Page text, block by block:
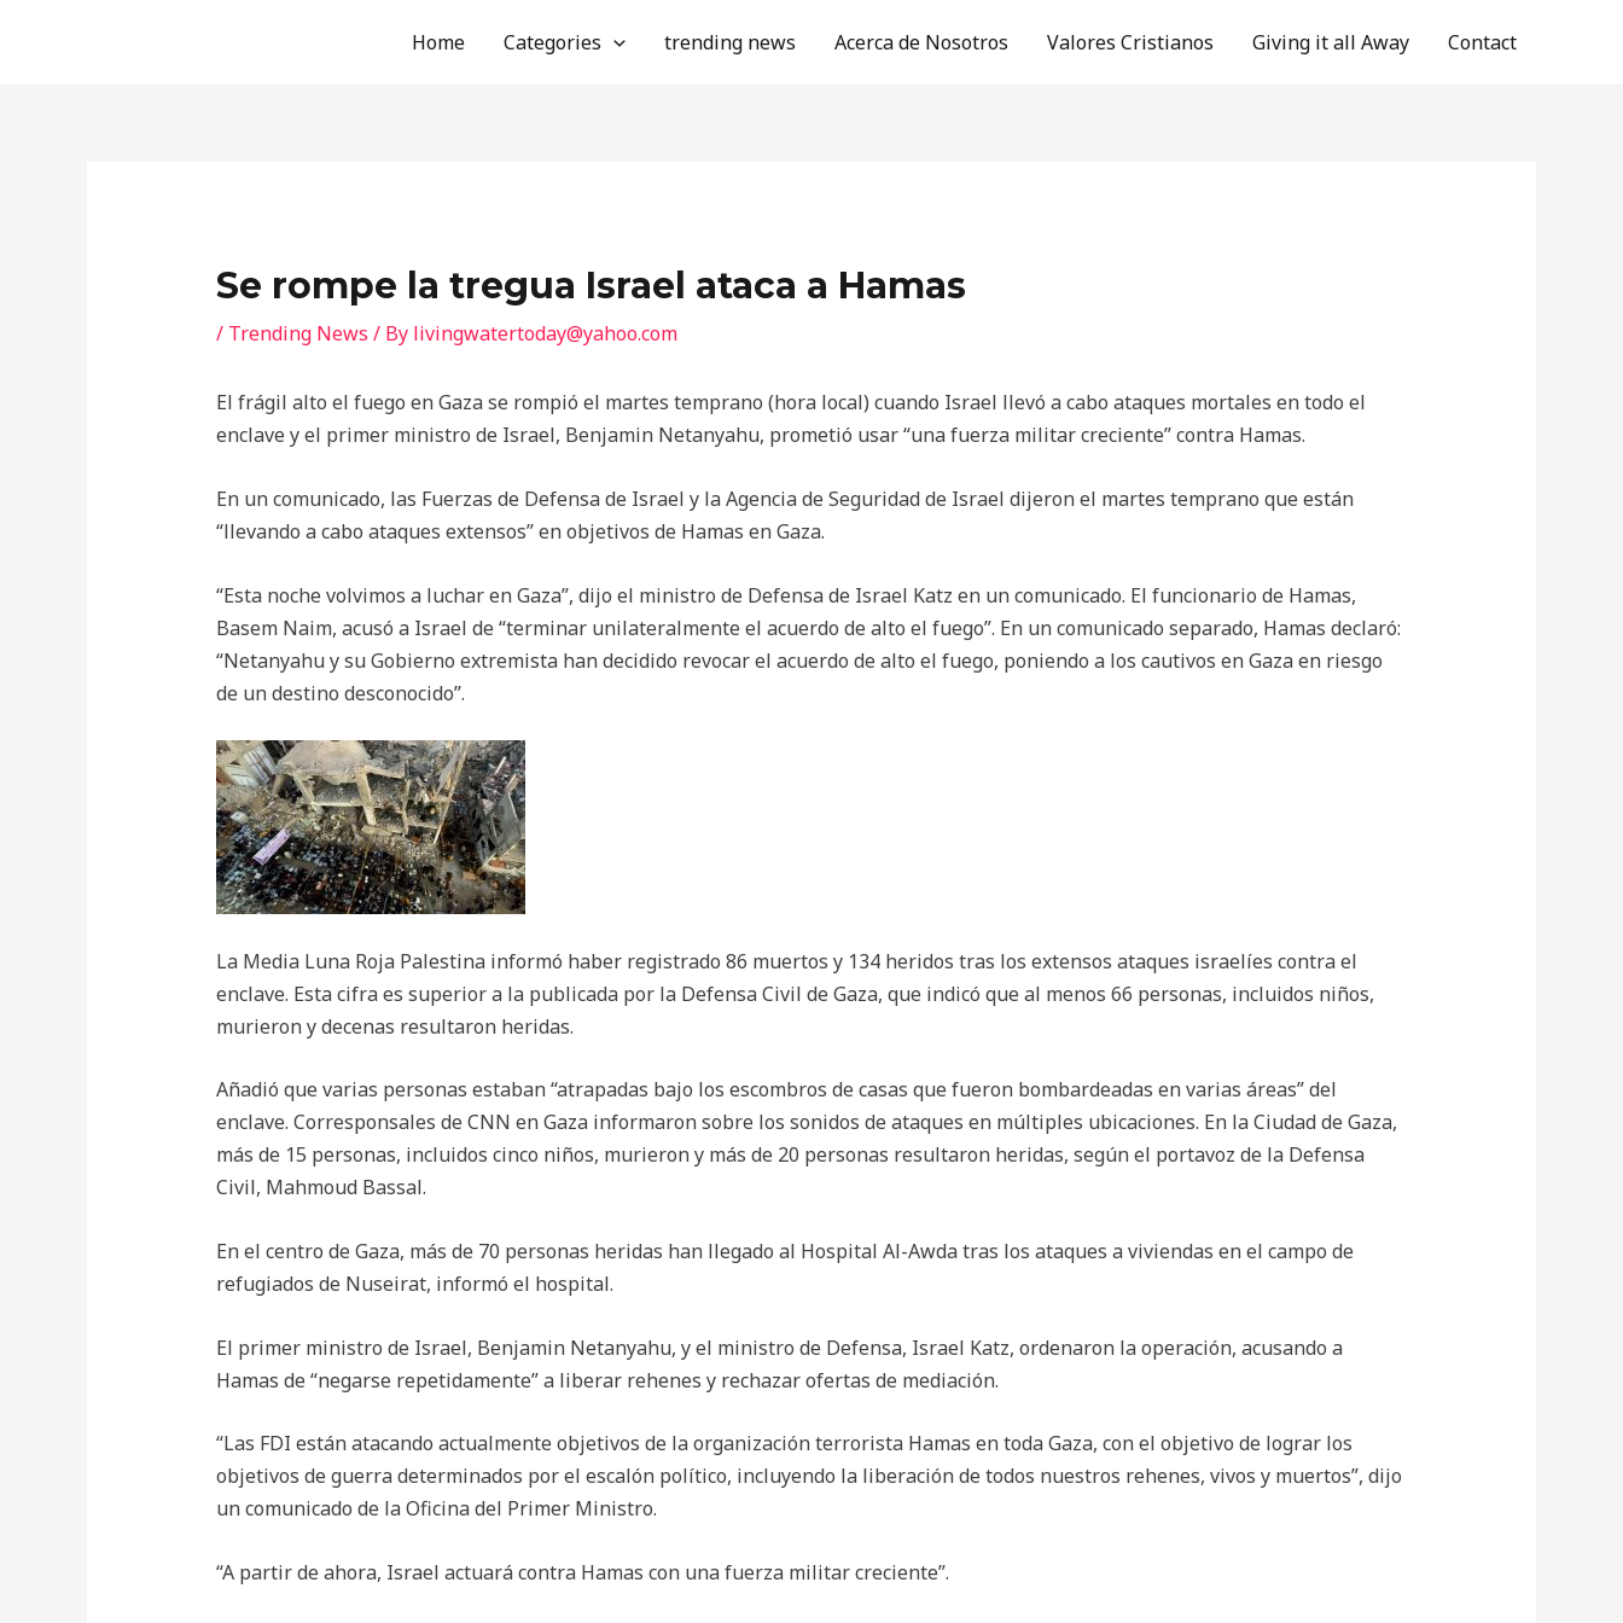
Home Categories trending news Acerca de Nosotros Valores Cristianos Giving it all Away Contact
Se rompe la tregua Israel ataca a Hamas
/ Trending News / By livingwatertoday@yahoo.com
El frágil alto el fuego en Gaza se rompió el martes temprano (hora local) cuando Israel llevó a cabo ataques mortales en todo el
enclave y el primer ministro de Israel, Benjamin Netanyahu, prometió usar “una fuerza militar creciente” contra Hamas.
En un comunicado, las Fuerzas de Defensa de Israel y la Agencia de Seguridad de Israel dijeron el martes temprano que están
“llevando a cabo ataques extensos” en objetivos de Hamas en Gaza.
“Esta noche volvimos a luchar en Gaza”, dijo el ministro de Defensa de Israel Katz en un comunicado. El funcionario de Hamas,
Basem Naim, acusó a Israel de “terminar unilateralmente el acuerdo de alto el fuego”. En un comunicado separado, Hamas declaró:
“Netanyahu y su Gobierno extremista han decidido revocar el acuerdo de alto el fuego, poniendo a los cautivos en Gaza en riesgo
de un destino desconocido”.
La Media Luna Roja Palestina informó haber registrado 86 muertos y 134 heridos tras los extensos ataques israelíes contra el
enclave. Esta cifra es superior a la publicada por la Defensa Civil de Gaza, que indicó que al menos 66 personas, incluidos niños,
murieron y decenas resultaron heridas.
Añadió que varias personas estaban “atrapadas bajo los escombros de casas que fueron bombardeadas en varias áreas” del
enclave. Corresponsales de CNN en Gaza informaron sobre los sonidos de ataques en múltiples ubicaciones. En la Ciudad de Gaza,
más de 15 personas, incluidos cinco niños, murieron y más de 20 personas resultaron heridas, según el portavoz de la Defensa
Civil, Mahmoud Bassal.
En el centro de Gaza, más de 70 personas heridas han llegado al Hospital Al-Awda tras los ataques a viviendas en el campo de
refugiados de Nuseirat, informó el hospital.
El primer ministro de Israel, Benjamin Netanyahu, y el ministro de Defensa, Israel Katz, ordenaron la operación, acusando a
Hamas de “negarse repetidamente” a liberar rehenes y rechazar ofertas de mediación.
“Las FDI están atacando actualmente objetivos de la organización terrorista Hamas en toda Gaza, con el objetivo de lograr los
objetivos de guerra determinados por el escalón político, incluyendo la liberación de todos nuestros rehenes, vivos y muertos”, dijo
un comunicado de la Oficina del Primer Ministro.
“A partir de ahora, Israel actuará contra Hamas con una fuerza militar creciente”.